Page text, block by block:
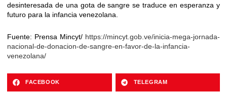
desinteresada de una gota de sangre se traduce en esperanza y
futuro para la infancia venezolana.
Fuente: Prensa Mincyt/ https://mincyt.gob.ve/inicia-mega-jornada-
nacional-de-donacion-de-sangre-en-favor-de-la-infancia-
venezolana/
FACEBOOK TELEGRAM